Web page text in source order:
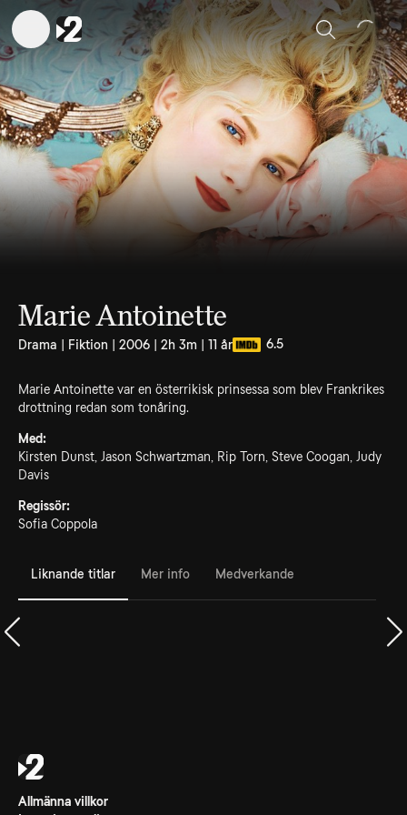
Sök
Marie Antoinette
Drama | Fiktion | 2006 | 2h 3m | 11 år 6.5
Marie Antoinette var en österrikisk prinsessa som blev Frankrikes
drottning redan som tonåring.
Med:
Kirsten Dunst, Jason Schwartzman, Rip Torn, Steve Coogan, Judy
Davis
Regissör:
Sofia Coppola
Liknande titlar Mer info Medverkande
Allmänna villkor